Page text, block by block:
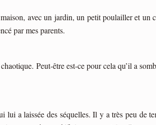
avec un jardin, un petit poulailler et un
par mes parents.
Peut-être est-ce pour cela qu’il a
a laissée des séquelles. Il y a très peu de